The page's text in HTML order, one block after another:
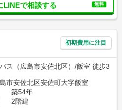
LINEで相談する 無料
初期費用に注目
ス（広島市安佐北区）/飯室 徒歩3
市安佐北区安佐町大字飯室
築54年
2階建